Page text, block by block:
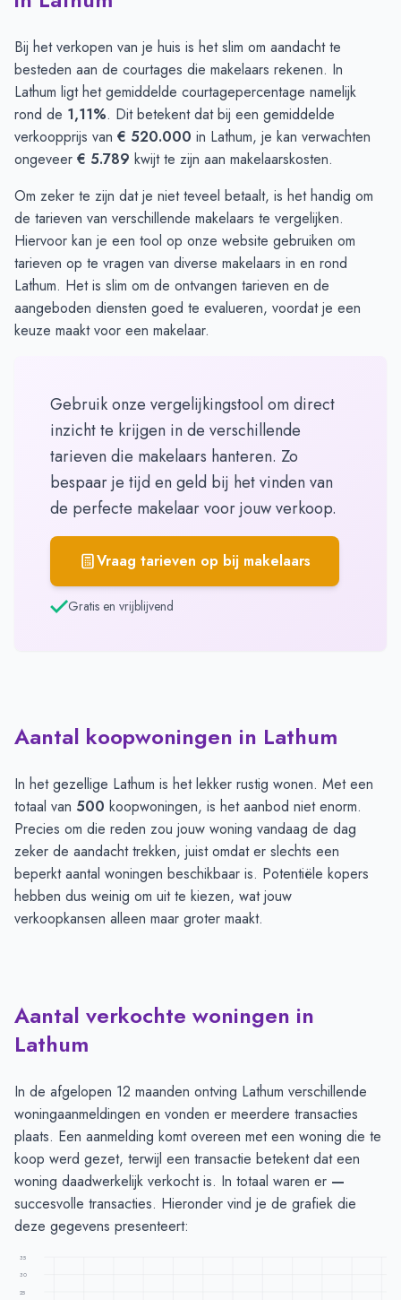
Bij het verkopen van je huis is het slim om aandacht te
besteden aan de courtages die makelaars rekenen. In
Lathum ligt het gemiddelde courtagepercentage namelijk
rond de 1,11%. Dit betekent dat bij een gemiddelde
verkoopprijs van € 520.000 in Lathum, je kan verwachten
ongeveer € 5.789 kwijt te zijn aan makelaarskosten.
Om zeker te zijn dat je niet teveel betaalt, is het handig om
de tarieven van verschillende makelaars te vergelijken.
Hiervoor kan je een tool op onze website gebruiken om
tarieven op te vragen van diverse makelaars in en rond
Lathum. Het is slim om de ontvangen tarieven en de
aangeboden diensten goed te evalueren, voordat je een
keuze maakt voor een makelaar.
Gebruik onze vergelijkingstool om direct
inzicht te krijgen in de verschillende
tarieven die makelaars hanteren. Zo
bespaar je tijd en geld bij het vinden van
de perfecte makelaar voor jouw verkoop.
Vraag tarieven op bij makelaars
Gratis en vrijblijvend
Aantal koopwoningen in Lathum
In het gezellige Lathum is het lekker rustig wonen. Met een
totaal van 500 koopwoningen, is het aanbod niet enorm.
Precies om die reden zou jouw woning vandaag de dag
zeker de aandacht trekken, juist omdat er slechts een
beperkt aantal woningen beschikbaar is. Potentiële kopers
hebben dus weinig om uit te kiezen, wat jouw
verkoopkansen alleen maar groter maakt.
Aantal verkochte woningen in
Lathum
In de afgelopen 12 maanden ontving Lathum verschillende
woningaanmeldingen en vonden er meerdere transacties
plaats. Een aanmelding komt overeen met een woning die te
koop werd gezet, terwijl een transactie betekent dat een
woning daadwerkelijk verkocht is. In totaal waren er —
succesvolle transacties. Hieronder vind je de grafiek die
deze gegevens presenteert:
35
30
25